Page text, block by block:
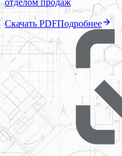
Скачать PDFПодробнее